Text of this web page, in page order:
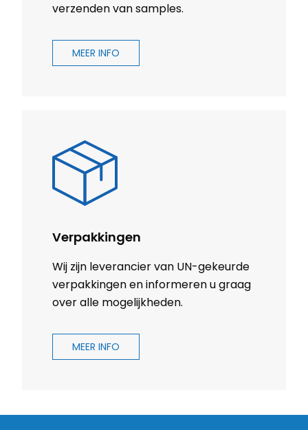
verzenden van samples.
MEER INFO
Verpakkingen
Wij zijn leverancier van UN-gekeurde
verpakkingen en informeren u graag
over alle mogelijkheden.
MEER INFO